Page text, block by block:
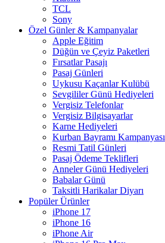
TCL
Sony
Özel Günler & Kampanyalar
Apple Eğitim
Düğün ve Çeyiz Paketleri
Fırsatlar Pasajı
Pasaj Günleri
Uykusu Kaçanlar Kulübü
Sevgililer Günü Hediyeleri
Vergisiz Telefonlar
Vergisiz Bilgisayarlar
Karne Hediyeleri
Kurban Bayramı Kampanyası
Resmi Tatil Günleri
Pasaj Ödeme Teklifleri
Anneler Günü Hediyeleri
Babalar Günü
Taksitli Harikalar Diyarı
Popüler Ürünler
iPhone 17
iPhone 16
iPhone Air